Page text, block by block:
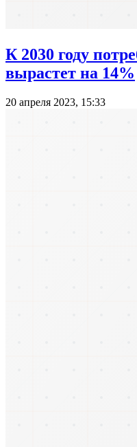
К 2030 году
вырастет на 14%
20 апреля 2023, 15:33